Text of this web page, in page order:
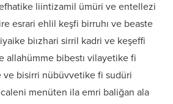
liintizamil ümüri ve entellezi
esrari ehlil keşfi birruhı ve beaste
biızhari sirril kadri ve keşeffi
allahümme bibestı vilayetike fi
bisirri nübüvvetike fi sudüri
menüten ila emri baliğan ala